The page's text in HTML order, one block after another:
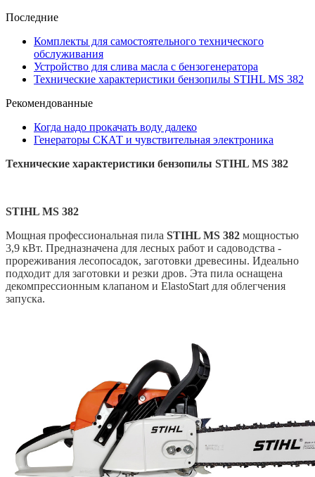
Последние
Комплекты для самостоятельного технического
обслуживания
Устройство для слива масла с бензогенератора
Технические характеристики бензопилы STIHL MS 382
Рекомендованные
Когда надо прокачать воду далеко
Генераторы СКАТ и чувствительная электроника
Технические характеристики бензопилы STIHL MS 382
STIHL MS 382
Мощная профессиональная пила STIHL MS 382 мощностью
3,9 кВт. Предназначена для лесных работ и садоводства -
прореживания лесопосадок, заготовки древесины. Идеально
подходит для заготовки и резки дров. Эта пила оснащена
декомпрессионным клапаном и ElastoStart для облегчения
запуска.